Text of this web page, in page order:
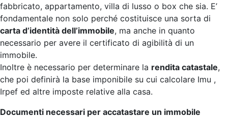
fabbricato, appartamento, villa di lusso o box che sia. E’
fondamentale non solo perché costituisce una sorta di
carta d’identità dell’immobile, ma anche in quanto
necessario per avere il certificato di agibilità di un
immobile.
Inoltre è necessario per determinare la rendita catastale,
che poi definirà la base imponibile su cui calcolare Imu ,
Irpef ed altre imposte relative alla casa.
Documenti necessari per accatastare un immobile